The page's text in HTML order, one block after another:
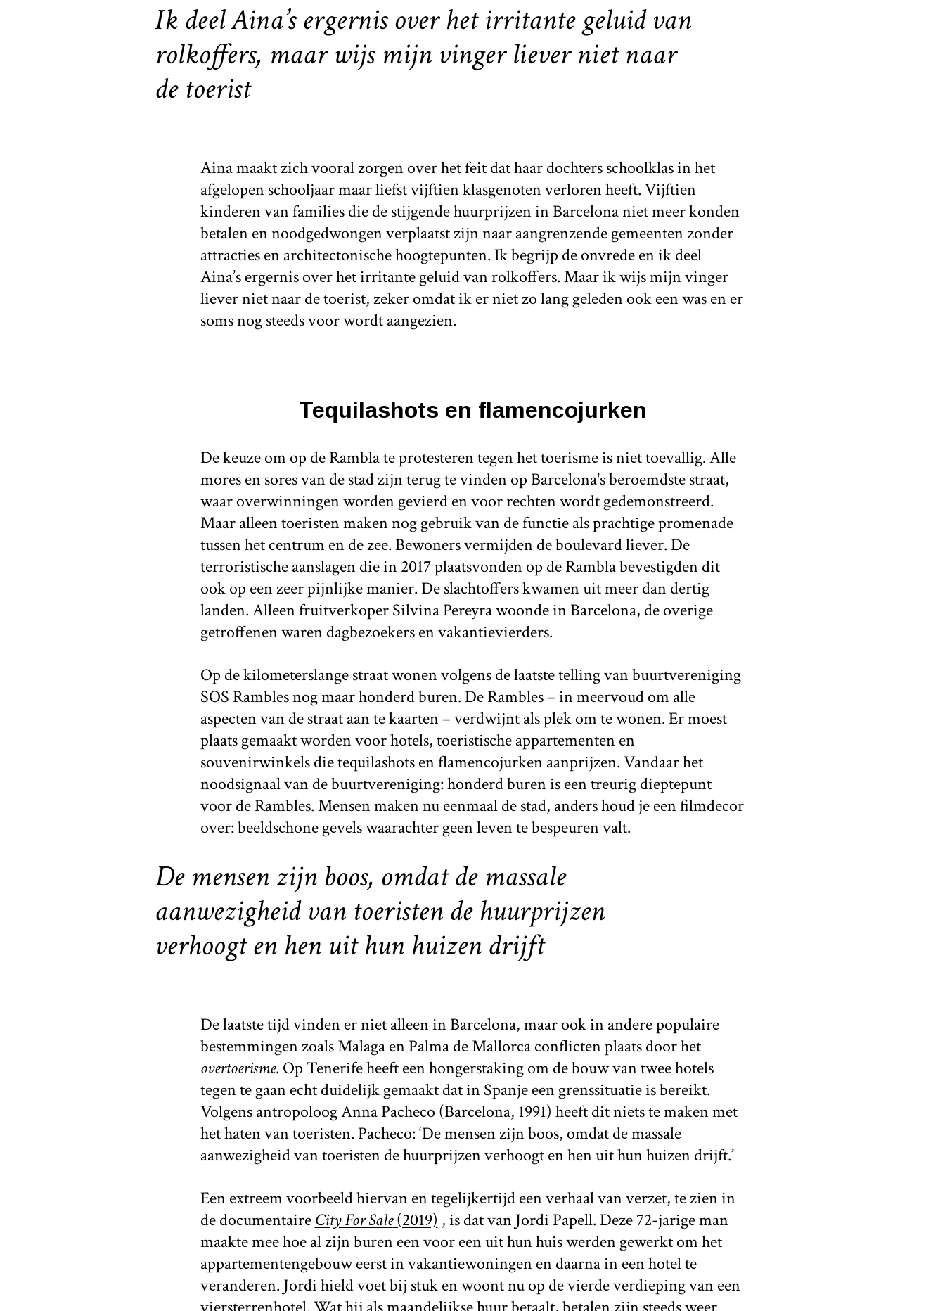
Ik deel Aina’s ergernis over het irritante geluid van
rolkoffers, maar wijs mijn vinger liever niet naar
de toerist
Aina maakt zich vooral zorgen over het feit dat haar dochters schoolklas in het
afgelopen schooljaar maar liefst vijftien klasgenoten verloren heeft. Vijftien
kinderen van families die de stijgende huurprijzen in Barcelona niet meer konden
betalen en noodgedwongen verplaatst zijn naar aangrenzende gemeenten zonder
attracties en architectonische hoogtepunten. Ik begrijp de onvrede en ik deel
Aina’s ergernis over het irritante geluid van rolkoffers. Maar ik wijs mijn vinger
liever niet naar de toerist, zeker omdat ik er niet zo lang geleden ook een was en er
soms nog steeds voor wordt aangezien.
Tequilashots en flamencojurken
De keuze om op de Rambla te protesteren tegen het toerisme is niet toevallig. Alle
mores en sores van de stad zijn terug te vinden op Barcelona's beroemdste straat,
waar overwinningen worden gevierd en voor rechten wordt gedemonstreerd.
Maar alleen toeristen maken nog gebruik van de functie als prachtige promenade
tussen het centrum en de zee. Bewoners vermijden de boulevard liever. De
terroristische aanslagen die in 2017 plaatsvonden op de Rambla bevestigden dit
ook op een zeer pijnlijke manier. De slachtoffers kwamen uit meer dan dertig
landen. Alleen fruitverkoper Silvina Pereyra woonde in Barcelona, de overige
getroffenen waren dagbezoekers en vakantievierders.
Op de kilometerslange straat wonen volgens de laatste telling van buurtvereniging
SOS Rambles nog maar honderd buren. De Rambles – in meervoud om alle
aspecten van de straat aan te kaarten – verdwijnt als plek om te wonen. Er moest
plaats gemaakt worden voor hotels, toeristische appartementen en
souvenirwinkels die tequilashots en flamencojurken aanprijzen. Vandaar het
noodsignaal van de buurtvereniging: honderd buren is een treurig dieptepunt
voor de Rambles. Mensen maken nu eenmaal de stad, anders houd je een filmdecor
over: beeldschone gevels waarachter geen leven te bespeuren valt.
De mensen zijn boos, omdat de massale
aanwezigheid van toeristen de huurprijzen
verhoogt en hen uit hun huizen drijft
De laatste tijd vinden er niet alleen in Barcelona, maar ook in andere populaire
bestemmingen zoals Malaga en Palma de Mallorca conflicten plaats door het
overtoerisme. Op Tenerife heeft een hongerstaking om de bouw van twee hotels
tegen te gaan echt duidelijk gemaakt dat in Spanje een grenssituatie is bereikt.
Volgens antropoloog Anna Pacheco (Barcelona, 1991) heeft dit niets te maken met
het haten van toeristen. Pacheco: ‘De mensen zijn boos, omdat de massale
aanwezigheid van toeristen de huurprijzen verhoogt en hen uit hun huizen drijft.’
Een extreem voorbeeld hiervan en tegelijkertijd een verhaal van verzet, te zien in
de documentaireCity For Sale(2019) , is dat van Jordi Papell. Deze 72-jarige man
maakte mee hoe al zijn buren een voor een uit hun huis werden gewerkt om het
appartementengebouw eerst in vakantiewoningen en daarna in een hotel te
veranderen. Jordi hield voet bij stuk en woont nu op de vierde verdieping van een